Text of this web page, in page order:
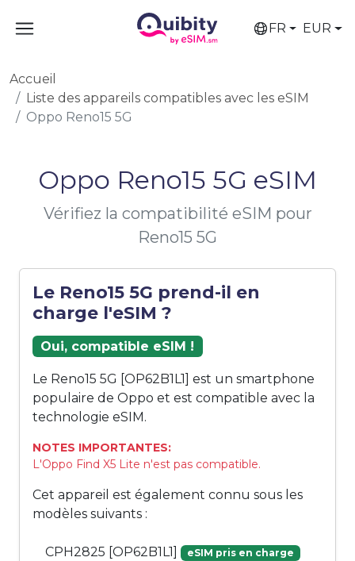
FR EUR
Accueil
Liste des appareils compatibles avec les eSIM
Oppo Reno15 5G
Oppo Reno15 5G eSIM
Vérifiez la compatibilité eSIM pour
Reno15 5G
Le Reno15 5G prend-il en
charge l'eSIM ?
Oui, compatible eSIM !
Le Reno15 5G [OP62B1L1] est un smartphone
populaire de Oppo et est compatible avec la
technologie eSIM.
NOTES IMPORTANTES:
L'Oppo Find X5 Lite n'est pas compatible.
Cet appareil est également connu sous les
modèles suivants :
CPH2825 [OP62B1L1] eSIM pris en charge